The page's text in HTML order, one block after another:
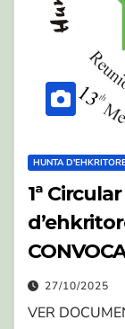
HUNTA
1ª
27/10/2025
VER